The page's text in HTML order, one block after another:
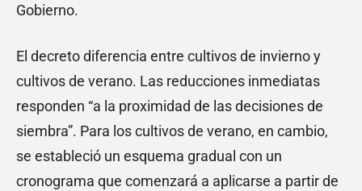
Gobierno.
El decreto diferencia entre cultivos de invierno y
cultivos de verano. Las reducciones inmediatas
responden “a la proximidad de las decisiones de
siembra”. Para los cultivos de verano, en cambio,
se estableció un esquema gradual con un
cronograma que comenzará a aplicarse a partir de